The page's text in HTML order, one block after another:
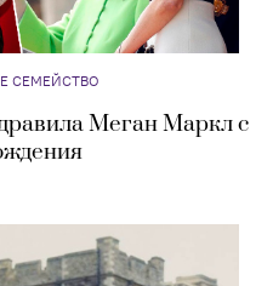
СЕМЕЙСТВО
Меган Маркл с